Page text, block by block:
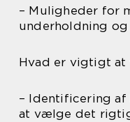
– Muligheder for
underholdning
Hvad er vigtigt at
– Identificering
at vælge det